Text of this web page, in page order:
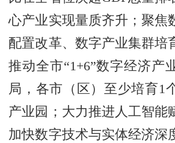
心产业实现量质齐升；聚焦
配置改革、数字产业集群培
推动全市“1+6”数字经济产
局，各市（区）至少培育1
产业园；大力推进人工智能
加快数字技术与实体经济深